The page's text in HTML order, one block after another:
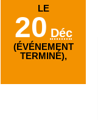
LE
20 Déc
(ÉVÉNEMENT
TERMINÉ),